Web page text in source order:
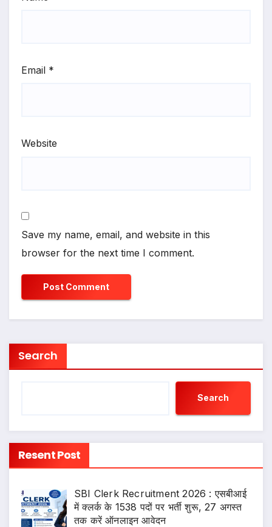
Email *
Website
Save my name, email, and website in this
browser for the next time I comment.
Search
Search
Resent Post
SBI Clerk Recruitment 2026 : एसबीआई
में क्लर्क के 1538 पदों पर भर्ती शुरू, 27 अगस्त
तक करें ऑनलाइन आवेदन